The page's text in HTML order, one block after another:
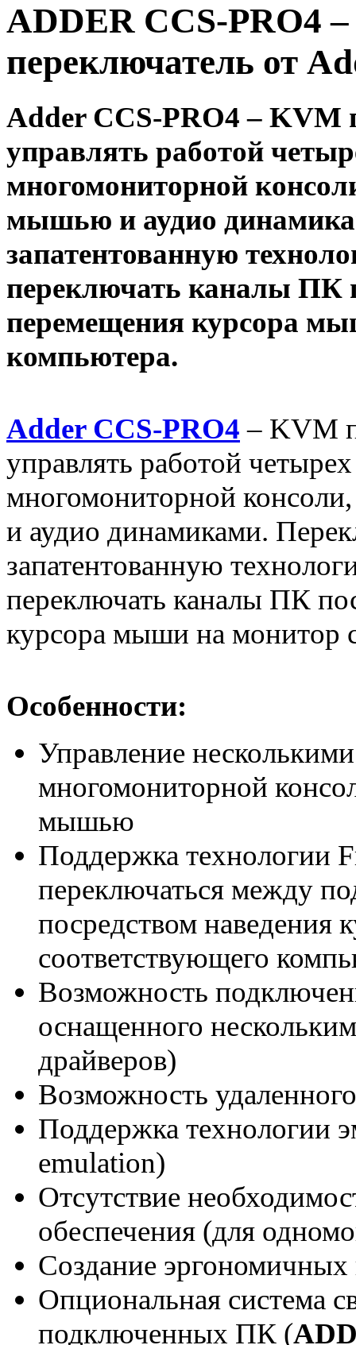
ADDER CCS-PRO4
переключатель от
Adder CCS-PRO4 – KVM
управлять работой
многомониторной
мышью и аудио
запатентованную
переключать каналы ПК
перемещения курсора
компьютера.
Adder CCS-PRO4 – KVM
управлять работой
многомониторной
и аудио динамиками.
запатентованную
переключать каналы ПК
курсора мыши на монитор
Особенности:
Управление
многомониторной
мышью
Поддержка технологии
переключаться между
посредством
соответствующего
Возможность
оснащенного
драйверов)
Возможность
Поддержка технологии
emulation)
Отсутствие
обеспечения (для
Создание
Опциональная система
подключенных ПК (